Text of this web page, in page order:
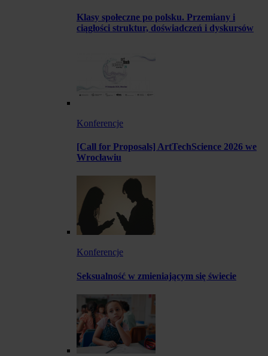
Klasy społeczne po polsku. Przemiany i
ciągłości struktur, doświadczeń i dyskursów
Konferencje
[Call for Proposals] ArtTechScience 2026 we
Wrocławiu
Konferencje
Seksualność w zmieniającym się świecie